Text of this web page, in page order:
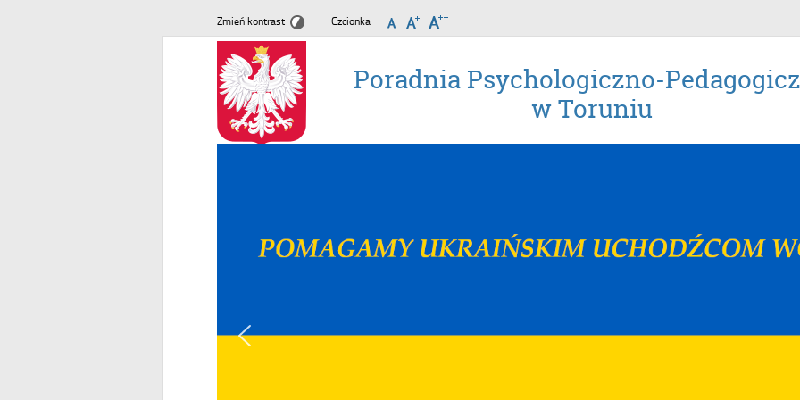
Poradnia Psychologiczno-
w Toruniu
Zmień kontrast Czcionka